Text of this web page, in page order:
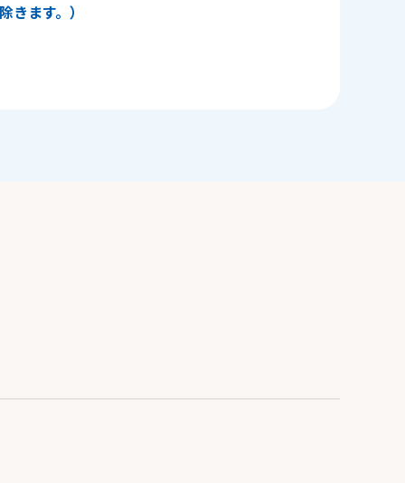
ます。）